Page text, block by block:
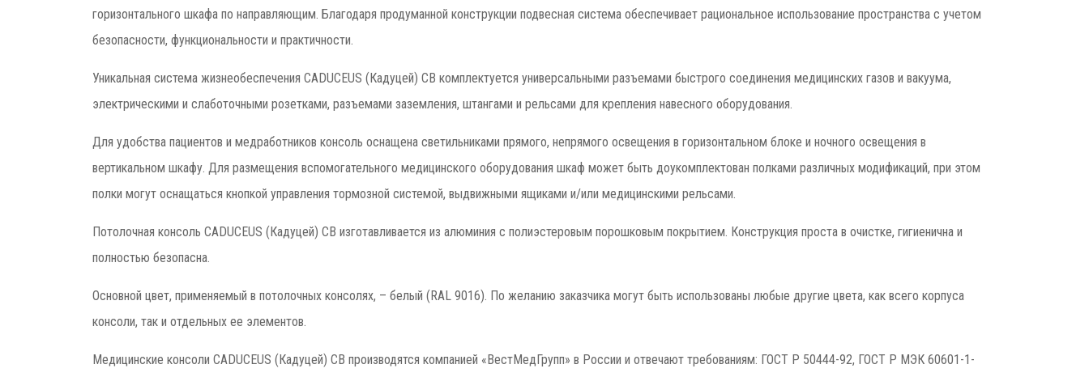
горизонтального шкафа по направляющим. Благодаря продуманной конструкции подвесная система обеспечивает рациональное использование пространства с учетом
безопасности, функциональности и практичности.
Уникальная система жизнеобеспечения CADUCEUS (Кадуцей) CB комплектуется универсальными разъемами быстрого соединения медицинских газов и вакуума,
электрическими и слаботочными розетками, разъемами заземления, штангами и рельсами для крепления навесного оборудования.
Для удобства пациентов и медработников консоль оснащена светильниками прямого, непрямого освещения в горизонтальном блоке и ночного освещения в
вертикальном шкафу. Для размещения вспомогательного медицинского оборудования шкаф может быть доукомплектован полками различных модификаций, при этом
полки могут оснащаться кнопкой управления тормозной системой, выдвижными ящиками и/или медицинскими рельсами.
Потолочная консоль CADUCEUS (Кадуцей) CB изготавливается из алюминия с полиэстеровым порошковым покрытием. Конструкция проста в очистке, гигиенична и
полностью безопасна.
Основной цвет, применяемый в потолочных консолях, – белый (RAL 9016). По желанию заказчика могут быть использованы любые другие цвета, как всего корпуса
консоли, так и отдельных ее элементов.
Медицинские консоли CADUCEUS (Кадуцей) CB производятся компанией «ВестМедГрупп» в России и отвечают требованиям: ГОСТ Р 50444-92, ГОСТ Р МЭК 60601-1-